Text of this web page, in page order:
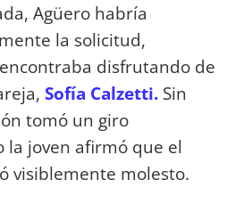
Agüero habría
la solicitud,
disfrutando de
Sofía Calzetti. Sin
tomó un giro
la joven afirmó que el
visiblemente molesto.